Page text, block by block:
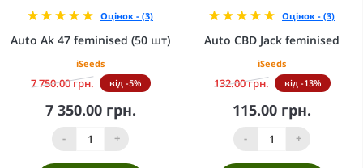
Оцінок - (3)
Auto Ak 47 feminised (50 шт)
iSeeds
7 750.00 грн. від -5%
7 350.00 грн.
- +
Оцінок - (3)
Auto CBD Jack feminised
iSeeds
132.00 грн. від -13%
115.00 грн.
- +